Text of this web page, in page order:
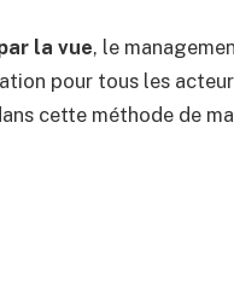
la vue, le
pour tous les
cette méthode de